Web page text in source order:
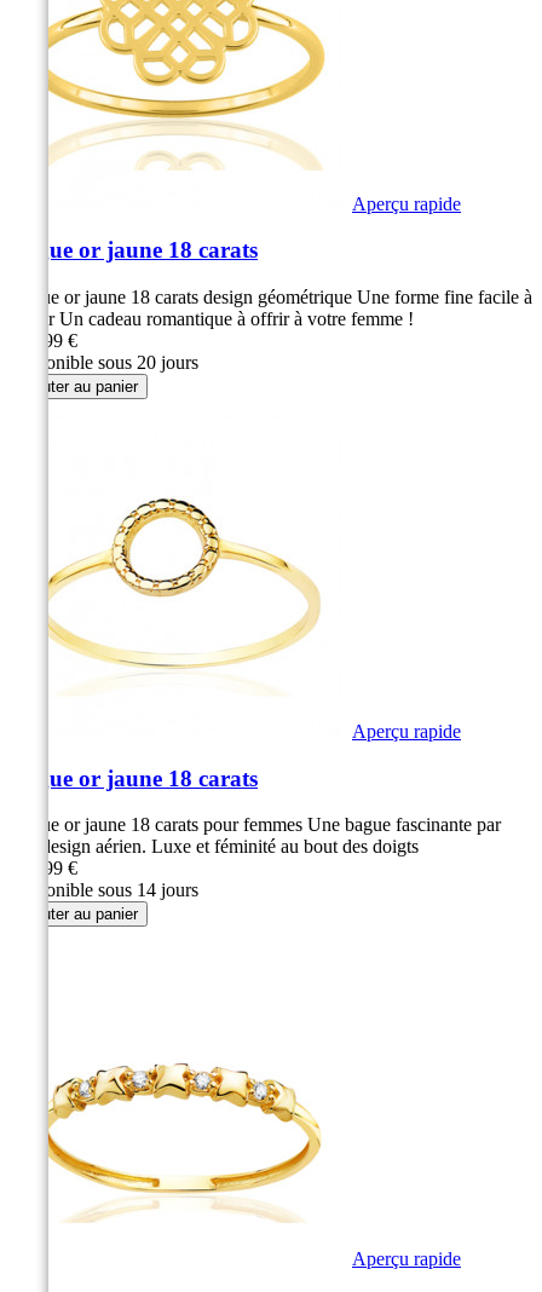
Aperçu rapide
Bague or jaune 18 carats
Bague or jaune 18 carats design géométrique Une forme fine facile à
porter Un cadeau romantique à offrir à votre femme !
339,99 €
Disponible sous 20 jours
Ajouter au panier
Aperçu rapide
Bague or jaune 18 carats
Bague or jaune 18 carats pour femmes Une bague fascinante par
son design aérien. Luxe et féminité au bout des doigts
339,99 €
Disponible sous 14 jours
Ajouter au panier
Aperçu rapide